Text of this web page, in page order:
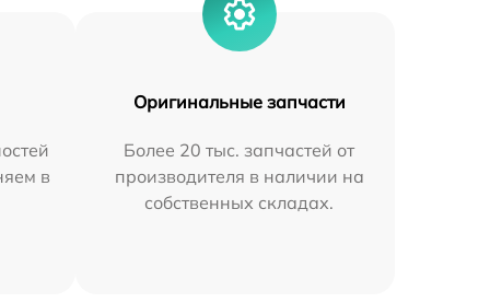
в
Оригинальные запчасти
Более 20 тыс. запчастей от
производителя в наличии на
собственных складах.